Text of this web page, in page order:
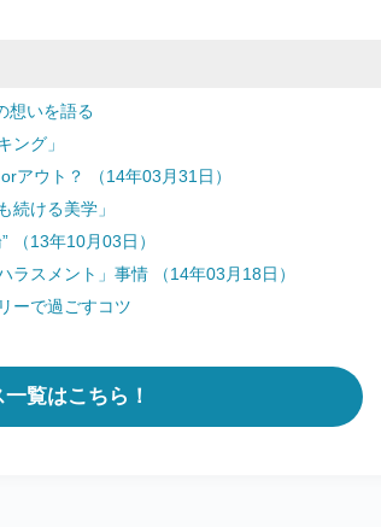
想いを語る
ング」
アウト？ （14年03月31日）
続ける美学」
（13年10月03日）
スメント」事情 （14年03月18日）
ーで過ごすコツ
覧はこちら！